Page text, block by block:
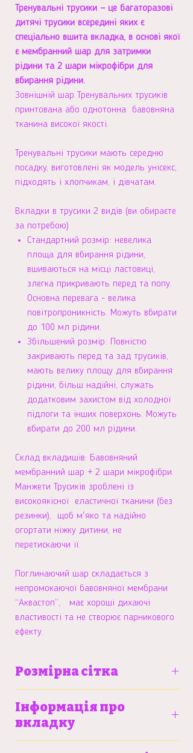
Тренувальні трусики — це багаторазові
дитячі трусики всередині яких є
спеціально вшита вкладка, в основі якої
є мембранний шар для затримки
рідини та 2 шари мікрофібри для
вбирання рідини.
Зовнішній шар Тренувальних трусиків
принтована або однотонна бавовняна
тканина високої якості.
Тренувальні трусики мають середню
посадку, виготовлені як модель унісекс,
підходять і хлопчикам, і дівчатам.
Вкладки в трусики 2 видів (ви обираєте
за потребою)
Стандартний розмір: невелика
площа для вбирання рідини,
вшиваються на місці ластовиці,
злегка прикривають перед та попу.
Основна перевага - велика
повітропроникність. Можуть вбирати
до 100 мл рідини.
Збільшений розмір: Повністю
закривають перед та зад трусиків,
мають велику площу для вбирання
рідини, більш надійні, служать
додатковим захистом від холодної
підлоги та інших поверхонь. Можуть
вбирати до 200 мл рідини.
Склад вкладишів: Бавовняний
мембранний шар + 2 шари мікрофібри.
Манжети Трусиків зроблені із
високоякісної еластичної тканини (без
резинки), щоб м'яко та надійно
огортати ніжку дитини, не
перетискаючи її.
Поглинаючий шар складається з
непромокаючої бавовняної мембрани
“Аквастоп”, має хороші дихаючі
властивості та не створює парникового
ефекту.
Розмірна сітка
S M
6-9 кг
Інформація про
вкладку